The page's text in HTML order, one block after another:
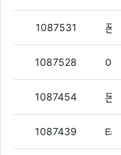
1087531
1087528
1087454
1087439